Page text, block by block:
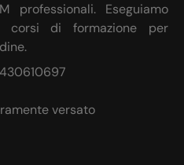
professionali. Eseguiamo
corsi di formazione per
versato